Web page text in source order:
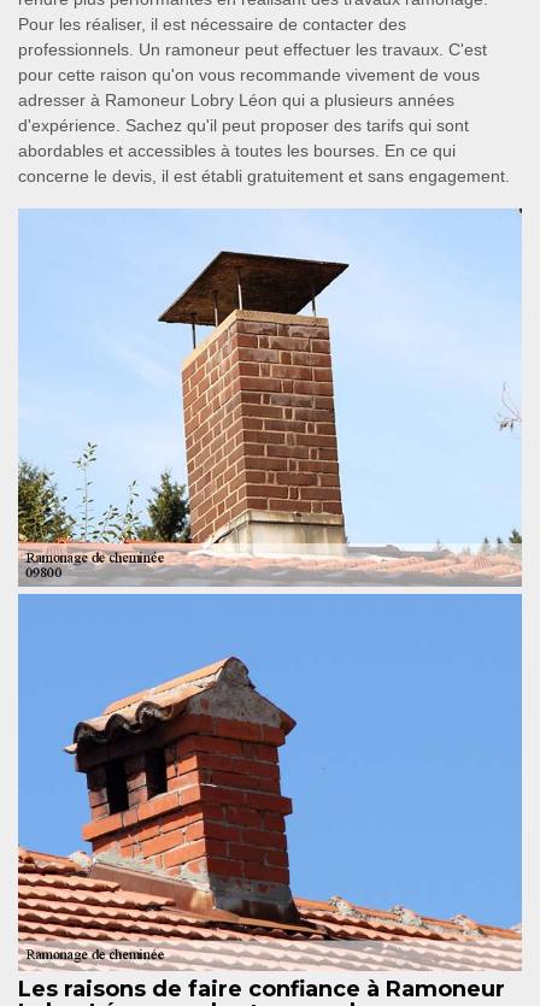
Pour les réaliser, il est nécessaire de contacter des
professionnels. Un ramoneur peut effectuer les travaux. C'est
pour cette raison qu'on vous recommande vivement de vous
adresser à Ramoneur Lobry Léon qui a plusieurs années
d'expérience. Sachez qu'il peut proposer des tarifs qui sont
abordables et accessibles à toutes les bourses. En ce qui
concerne le devis, il est établi gratuitement et sans engagement.
Les raisons de faire confiance à Ramoneur